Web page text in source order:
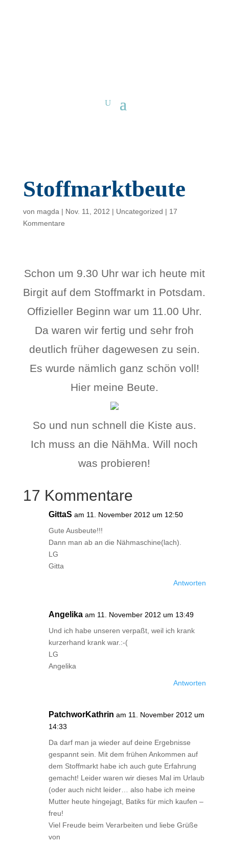
Stoffmarktbeute
von magda | Nov. 11, 2012 | Uncategorized | 17
Kommentare
Schon um 9.30 Uhr war ich heute mit
Birgit auf dem Stoffmarkt in Potsdam.
Offizieller Beginn war um 11.00 Uhr.
Da waren wir fertig und sehr froh
deutlich früher dagewesen zu sein.
Es wurde nämlich ganz schön voll!
Hier meine Beute.
So und nun schnell die Kiste aus.
Ich muss an die NähMa. Will noch
was probieren!
17 Kommentare
GittaS am 11. November 2012 um 12:50
Gute Ausbeute!!!
Dann man ab an die Nähmaschine(lach).
LG
Gitta
Antworten
Angelika am 11. November 2012 um 13:49
Und ich habe unseren verpaßt, weil ich krank
kurzerhand krank war.:-(
LG
Angelika
Antworten
PatchworKathrin am 11. November 2012 um
14:33
Da darf man ja wieder auf deine Ergebnisse
gespannt sein. Mit dem frühen Ankommen auf
dem Stoffmarkt habe ich auch gute Erfahrung
gemacht! Leider waren wir dieses Mal im Urlaub
(oder auch nicht leider… also habe ich meine
Mutter heute hingejagt, Batiks für mich kaufen –
freu!
Viel Freude beim Verarbeiten und liebe Grüße
von